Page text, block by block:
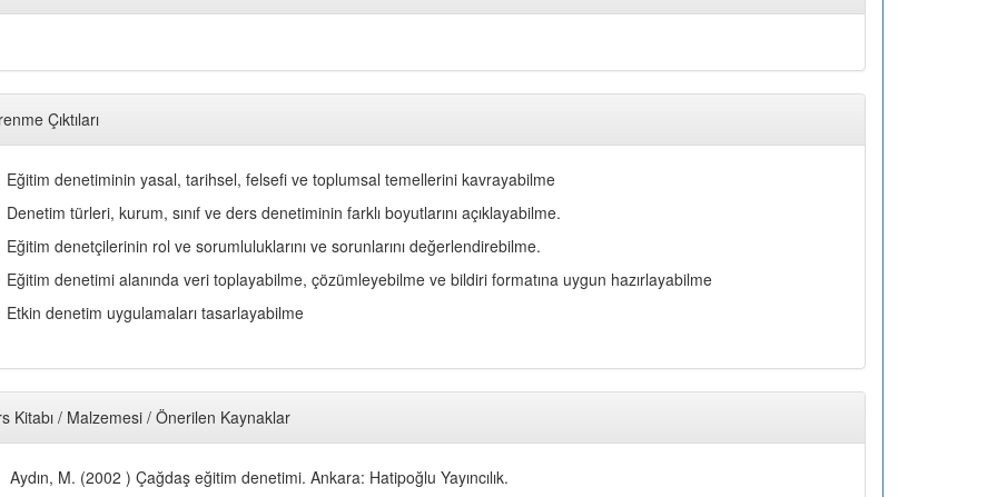
Çıktıları
Eğitim denetiminin yasal, tarihsel, felsefi ve toplumsal temellerini kavrayabilme
Denetim türleri, kurum, sınıf ve ders denetiminin farklı boyutlarını açıklayabilme.
Eğitim denetçilerinin rol ve sorumluluklarını ve sorunlarını değerlendirebilme.
Eğitim denetimi alanında veri toplayabilme, çözümleyebilme ve bildiri formatına uygun hazırlayabilme
Etkin denetim uygulamaları tasarlayabilme
Kitabı / Malzemesi / Önerilen Kaynaklar
Aydın, M. (2002 ) Çağdaş eğitim denetimi. Ankara: Hatipoğlu Yayıncılık.